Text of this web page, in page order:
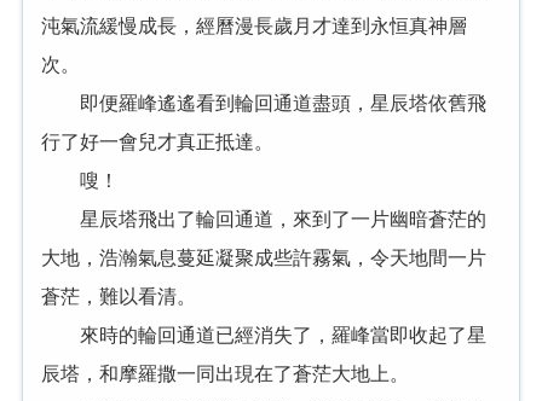
沌氣流緩慢成長，經曆漫長歲月才達到永恒真神層
次。
即便羅峰遙遙看到輪回通道盡頭，星辰塔依舊飛
行了好一會兒才真正抵達。
嗖！
星辰塔飛出了輪回通道，來到了一片幽暗蒼茫的
大地，浩瀚氣息蔓延凝聚成些許霧氣，令天地間一片
蒼茫，難以看清。
來時的輪回通道已經消失了，羅峰當即收起了星
辰塔，和摩羅撒一同出現在了蒼茫大地上。